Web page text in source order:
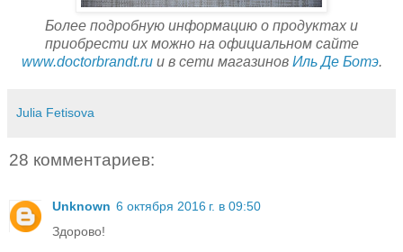
Более подробную информацию о продуктах и
приобрести их можно на официальном сайте
www.doctorbrandt.ruи в сети магазинов Иль Де Ботэ.
Julia Fetisova
28 комментариев:
Unknown 6 октября 2016 г. в 09:50
Здорово!